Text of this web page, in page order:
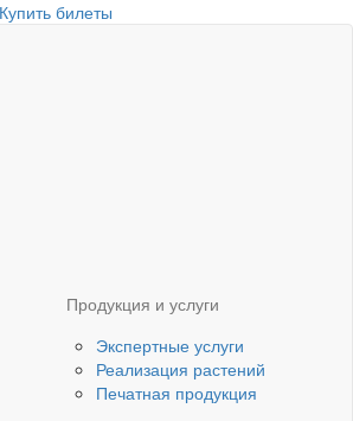
Купить билеты
Продукция и услуги
Экспертные услуги
Реализация растений
Печатная продукция